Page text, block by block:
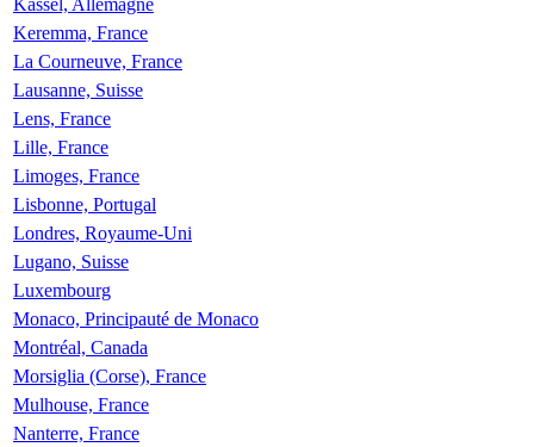
Kassel, Allemagne
Keremma, France
La Courneuve, France
Lausanne, Suisse
Lens, France
Lille, France
Limoges, France
Lisbonne, Portugal
Londres, Royaume-Uni
Lugano, Suisse
Luxembourg
Monaco, Principauté de Monaco
Montréal, Canada
Morsiglia (Corse), France
Mulhouse, France
Nanterre, France